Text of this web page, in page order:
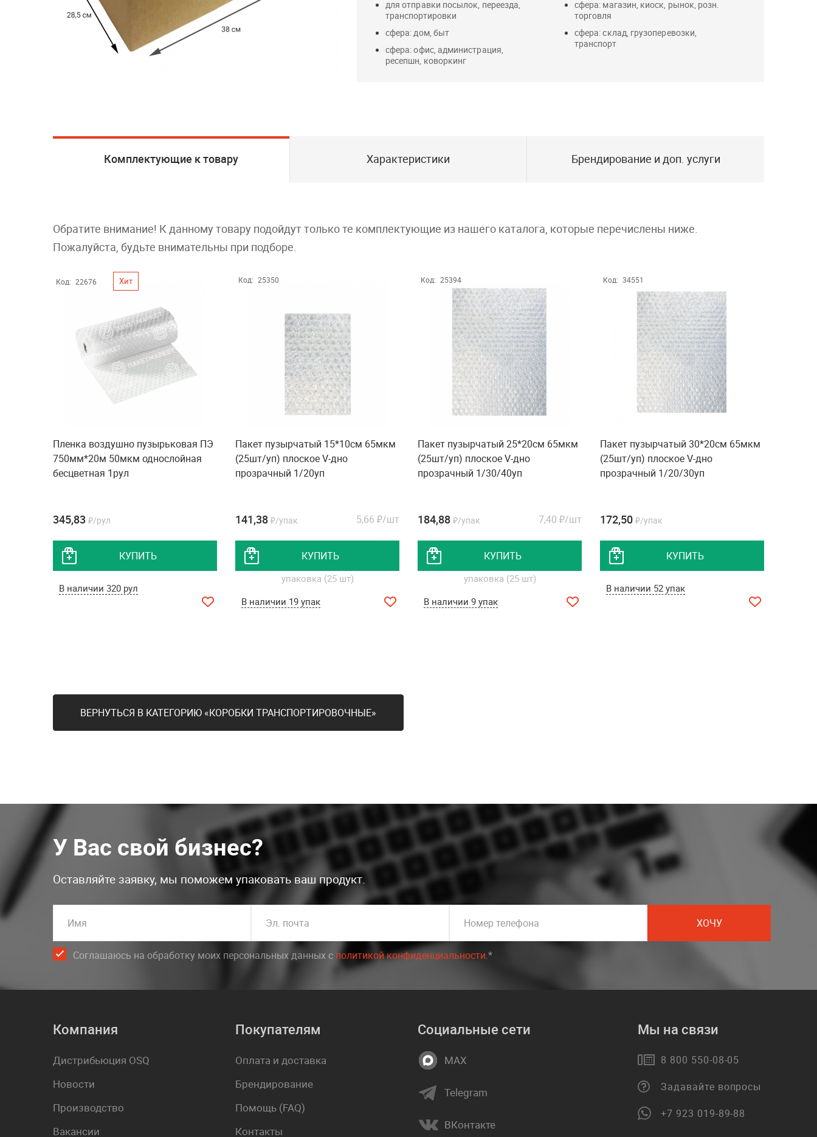
для отправки посылок, переезда,
транспортировки
сфера: дом, быт
сфера: офис, администрация,
ресепшн, коворкинг
сфера: магазин, киоск, рынок, розн.
торговля
сфера: склад, грузоперевозки,
транспорт
Комплектующие к товару Характеристики Брендирование и доп. услуги
Обратите внимание! К данному товару подойдут только те комплектующие из нашего каталога, которые перечислены ниже.
Пожалуйста, будьте внимательны при подборе.
Код: 22676 Хит
Пленка воздушно пузырьковая ПЭ
750мм*20м 50мкм однослойная
бесцветная 1рул
345,83 ₽/рул
КУПИТЬ
В наличии 320 рул
Код: 25350
Пакет пузырчатый 15*10см 65мкм
(25шт/уп) плоское V-дно
прозрачный 1/20уп
141,38 ₽/упак 5,66 ₽/шт
КУПИТЬ
упаковка (25 шт)
В наличии 19 упак
Код: 25394
Пакет пузырчатый 25*20см 65мкм
(25шт/уп) плоское V-дно
прозрачный 1/30/40уп
184,88 ₽/упак 7,40 ₽/шт
КУПИТЬ
упаковка (25 шт)
В наличии 9 упак
Код: 34551
Пакет пузырчатый 30*20см 65мкм
(25шт/уп) плоское V-дно
прозрачный 1/20/30уп
172,50 ₽/упак
КУПИТЬ
В наличии 52 упак
ВЕРНУТЬСЯ В КАТЕГОРИЮ «КОРОБКИ ТРАНСПОРТИРОВОЧНЫЕ»
У Вас свой бизнес?
Оставляйте заявку, мы поможем упаковать ваш продукт.
Имя Эл. почта Номер телефона ХОЧУ
Соглашаюсь на обработку моих персональных данных c политикой конфиденциальности.*
Компания
Дистрибьюция OSQ
Новости
Производство
Вакансии
Покупателям
Оплата и доставка
Брендирование
Помощь (FAQ)
Контакты
Социальные сети
MAX
Telegram
ВКонтакте
Мы на связи
8 800 550-08-05
Задавайте вопросы
+7 923 019-89-88